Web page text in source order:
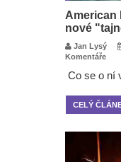
American
nové
Jan Lysý
Komentáře
Co se o ní
CELÝ